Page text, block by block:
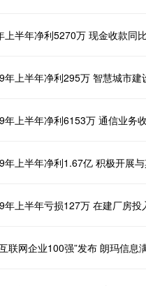
上半年净利5270万 现金收款同
年上半年净利295万 智慧城市建
年上半年净利6153万 通信业务
年上半年亏损127万 在建厂房投
联网企业100强”发布 朗玛信息